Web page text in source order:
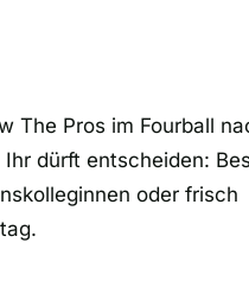
The Pros im Fourball
dürft entscheiden:
oder frisch